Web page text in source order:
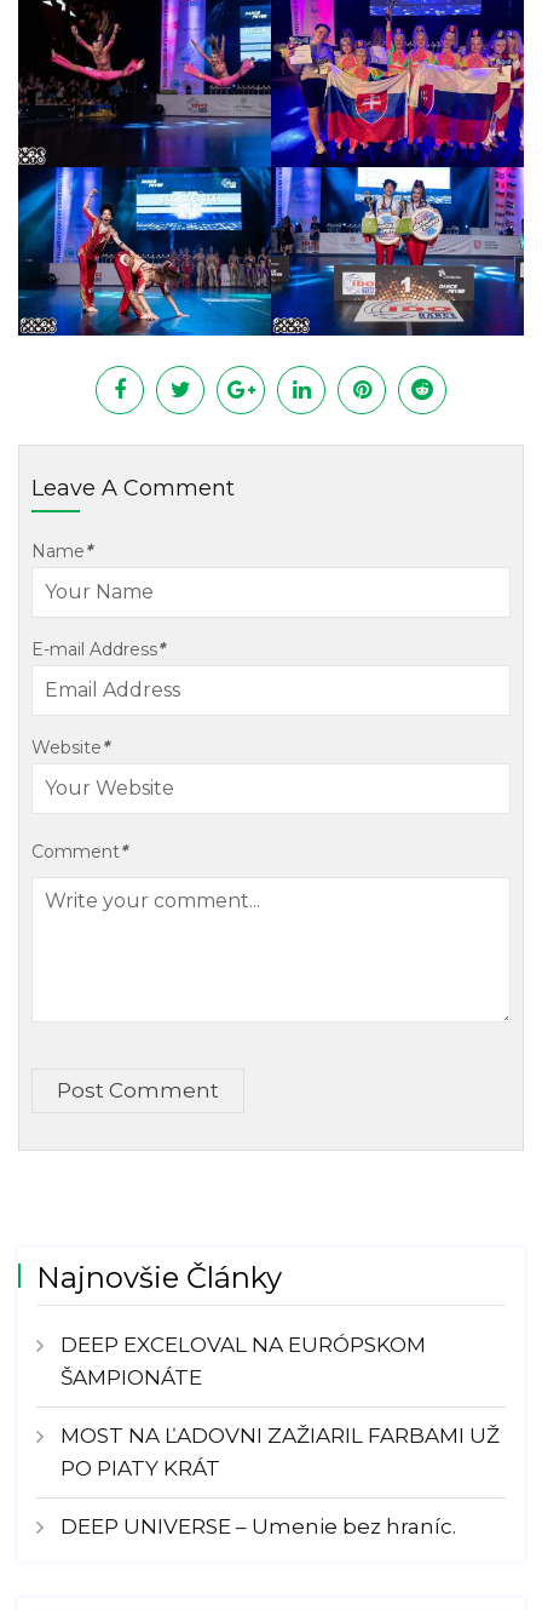
Leave A Comment
Name*
E-mail Address*
Website*
Comment*
Post Comment
Najnovšie Články
DEEP EXCELOVAL NA EURÓPSKOM
ŠAMPIONÁTE
MOST NA ĽADOVNI ZAŽIARIL FARBAMI UŽ
PO PIATY KRÁT
DEEP UNIVERSE – Umenie bez hraníc.